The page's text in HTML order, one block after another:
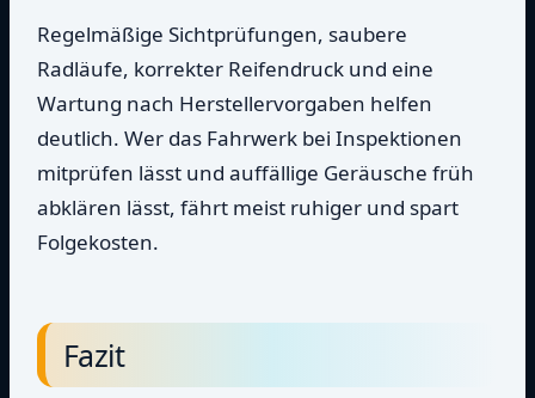
Regelmäßige Sichtprüfungen, saubere
Radläufe, korrekter Reifendruck und eine
Wartung nach Herstellervorgaben helfen
deutlich. Wer das Fahrwerk bei Inspektionen
mitprüfen lässt und auffällige Geräusche früh
abklären lässt, fährt meist ruhiger und spart
Folgekosten.
Fazit